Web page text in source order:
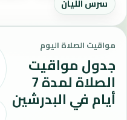
سرس الليان
مواقيت الصلاة اليوم
جدول مواقيت
الصلاة لمدة 7
أيام في البدرشين